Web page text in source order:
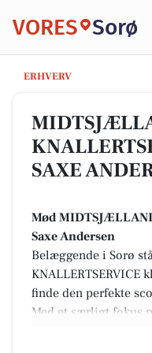
VORES Sorø
ERHVERV
MIDTSJÆLLANDS
SAXE
Mød
Saxe Andersen
Belæggende i Sorø
finde den perfekte
Med et særligt fokus
rådgivning, sørger